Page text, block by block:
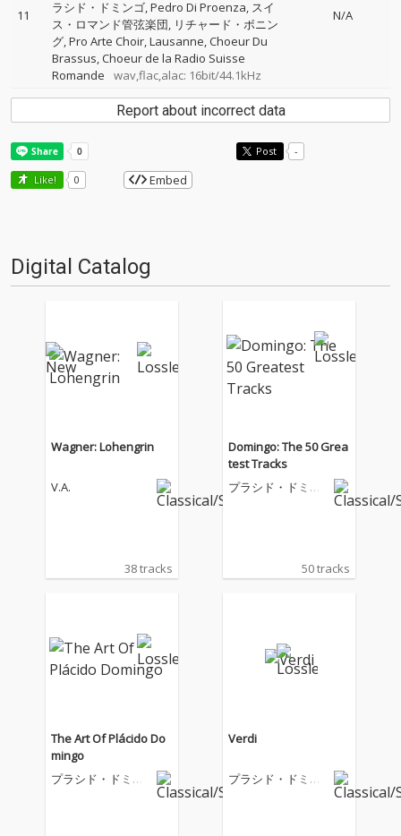
11 ラシド・ドミンゴ Pedro Di Proenza スイ
ス・ロマンド管弦楽団 リチャード・ボニン
グ Pro Arte Choir, Lausanne Choeur Du
Brassus Choeur de la Radio Suisse
Romande
wav,flac,alac: 16bit/44.1kHz
N/A
Report about incorrect data
Post -
Like! 0 Embed
Digital Catalog
Wagner: Lohengrin
V.A.
38 tracks
Domingo: The 50 Grea
test Tracks
プラシド・ドミン
50 tracks
The Art Of Plácido Do
mingo
プラシド・ドミン
Verdi
プラシド・ドミン